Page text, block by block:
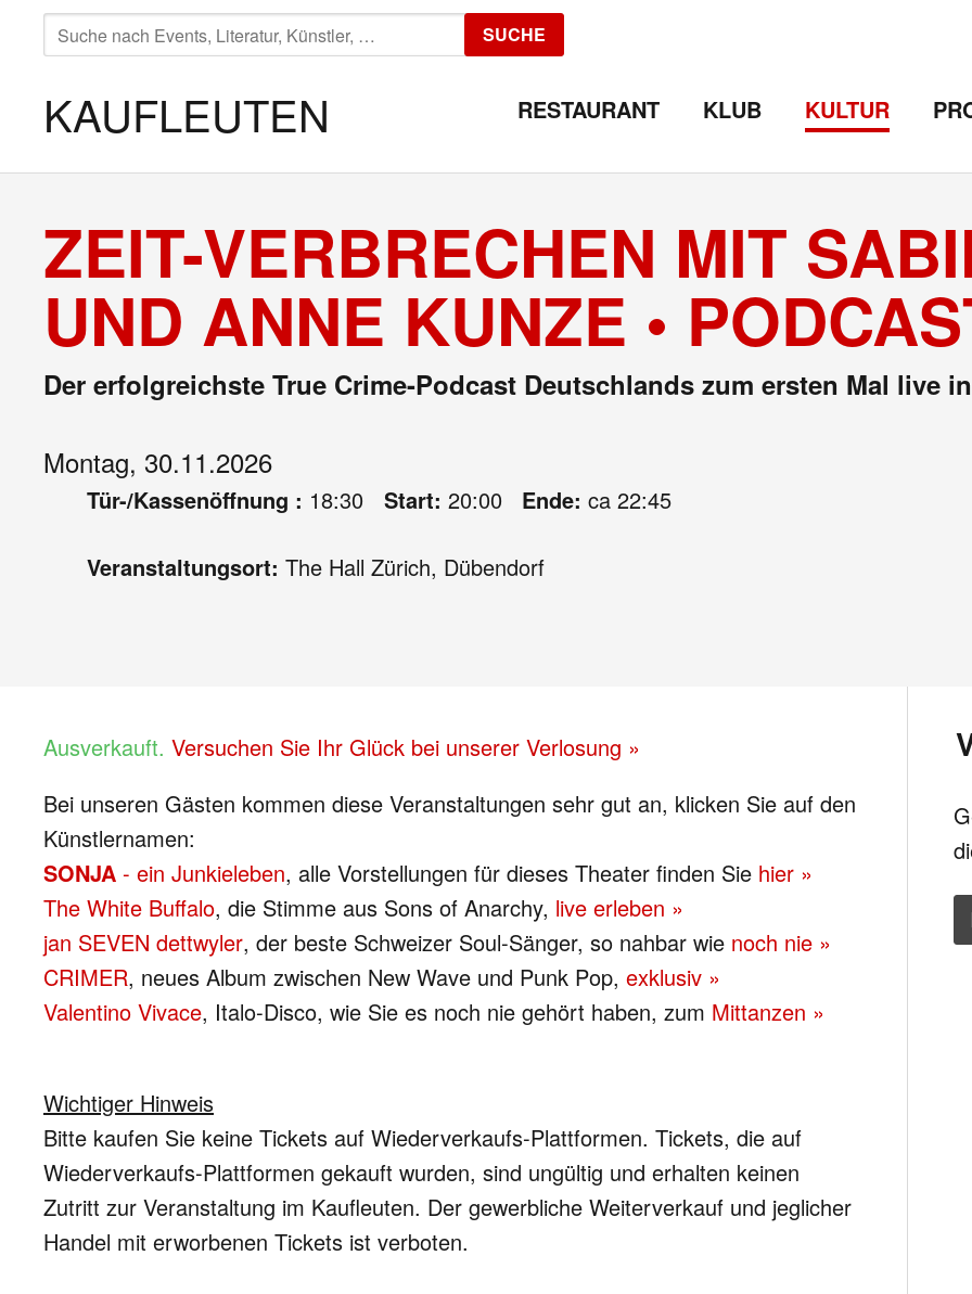
SUCHE
NACH:
SUCHE
KAUFLEUTEN RESTAURANT KLUB KULTUR
ZEIT-VERBRECHEN MIT
UND ANNE KUNZE •
Der erfolgreichste True Crime-Podcast Deutschlands zum ersten Mal live
Montag, 30.11.2026
Tür-/Kassenöffnung : 18:30 Start: 20:00 Ende: ca 22:45
Veranstaltungsort: The Hall Zürich, Dübendorf
Ausverkauft. Versuchen Sie Ihr Glück bei unserer Verlosung »
Bei unseren Gästen kommen diese Veranstaltungen sehr gut an, klicken Sie auf den
Künstlernamen:
SONJA - ein Junkieleben, alle Vorstellungen für dieses Theater finden Sie hier »
The White Buffalo, die Stimme aus Sons of Anarchy, live erleben »
jan SEVEN dettwyler, der beste Schweizer Soul-Sänger, so nahbar wie noch nie »
CRIMER, neues Album zwischen New Wave und Punk Pop, exklusiv »
Valentino Vivace, Italo-Disco, wie Sie es noch nie gehört haben, zum Mittanzen »
Wichtiger Hinweis
Bitte kaufen Sie keine Tickets auf Wiederverkaufs-Plattformen. Tickets, die auf
Wiederverkaufs-Plattformen gekauft wurden, sind ungültig und erhalten keinen
Zutritt zur Veranstaltung im Kaufleuten. Der gewerbliche Weiterverkauf und jeglicher
Handel mit erworbenen Tickets ist verboten.